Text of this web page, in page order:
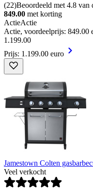
(22)Beoordeeld met 4.8 van
849.00 met korting
ActieActie
Actie, voordeelprijs: 849.00
1 .199.00
Prijs: 1.199.00 euro
Jamestown Colten
Veel verkocht